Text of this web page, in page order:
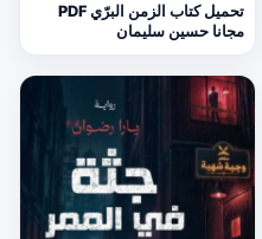
تحميل كتاب الزمن البرّي PDF
مجانا حسين سليمان